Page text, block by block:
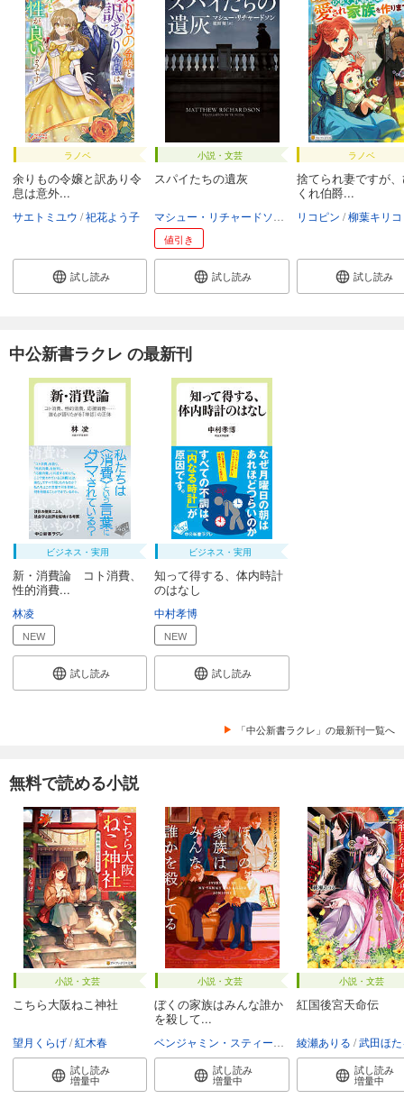
ラノベ
余りもの令嬢と訳あり令
息は意外...
サエトミユウ 祀花よう子
試し読み
小説・文芸
スパイたちの遺灰
能田優
値引き
試し読み
ラノベ
捨てられ妻ですが
くれ伯爵...
リコピン 柳葉キリコ
試し読み
中公新書ラクレ の最新刊
ビジネス・実用
新・消費論 コト消費、
性的消費...
林凌
NEW
試し読み
ビジネス・実用
知って得する、体内時計
のはなし
中村孝博
NEW
試し読み
「中公新書ラクレ」の最新刊一覧へ
無料で読める小説
小説・文芸
こちら大阪ねこ神社
望月くらげ 紅木春
試し読み
増量中
小説・文芸
ぼくの家族はみんな誰か
を殺して...
富永和子
試し読み
増量中
小説・文芸
紅国後宮天命伝
綾瀬ありる 武田ほ
試し読み
増量中